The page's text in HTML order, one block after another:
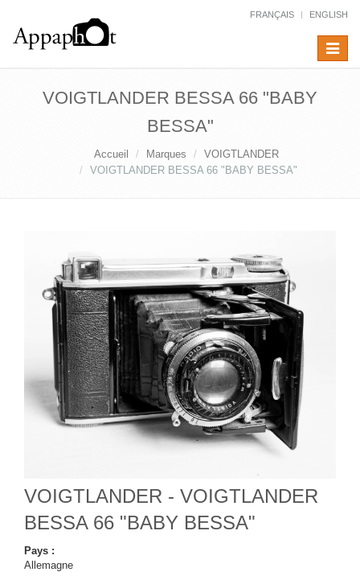
FRANÇAIS ENGLISH
Toggle
VOIGTLANDER BESSA 66 "BABY
BESSA"
Accueil Marques
VOIGTLANDER
VOIGTLANDER BESSA 66 "BABY BESSA"
VOIGTLANDER - VOIGTLANDER
BESSA 66 "BABY BESSA"
Pays :
Allemagne